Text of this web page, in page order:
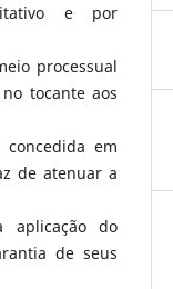
e por
processual
tocante aos
em
de atenuar a
aplicação do
de seus